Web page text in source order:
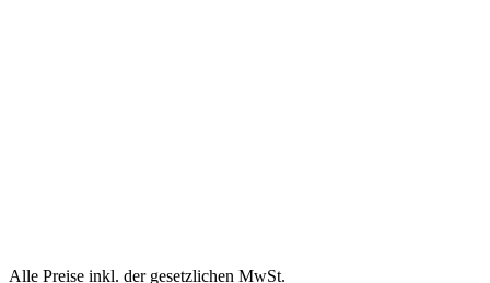
Alle Preise inkl. der gesetzlichen MwSt.